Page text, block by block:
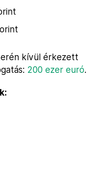
kívül érkezett
200 ezer euró.